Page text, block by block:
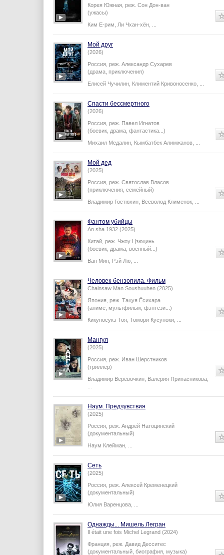
Корея Южная, реж. Сон Дон-ван
(ужасы)
Ким Е-рим
Ли Чхан-хён
Мой друг
(2026)
Россия, реж. Александр Сухарев
(драма, приключения)
Елисей Чучилин Климентий Кривоносенко
Спасти бессмертного
(2026)
Россия, реж. Павел Игнатов
(боевик, драма, фантастика...)
Михаил Медалин Кымбатбек Алимжанов
Мой дед
(2025)
Россия, реж. Святослав Власов
(приключения, семейный)
Владимир Гостюхин Всеволод Клименок
Фантом убийцы
An sha 1932 (2025)
Китай, реж. Чжоу Цзюцинь
(боевик, драма, военный...)
Ван Мин Рэй Лю
Человек-бензопила. Фильм
Chainsaw Man Soushuuhen (2025)
Япония, реж. Тацуя Ёсихара
(аниме, мультфильм, фэнтези...)
Кикуносукэ Тоя Томори Кусуноки
Мангул
(2025)
Россия, реж. Иван Шерстников
(триллер)
Владимир Верёвочкин Валерия Припасникова
Наум. Предчувствия
(2025)
Россия, реж. Андрей Натоцинский
(документальный)
Наум Клейман
Сеть
(2025)
Россия, реж. Алексей Кременецкий
(документальный)
Юлия Варенцова
Однажды... Мишель Легран
Il était une fois Michel Legrand (2024)
Франция, реж. Давид Десситес
(документальный, биография, музыка)